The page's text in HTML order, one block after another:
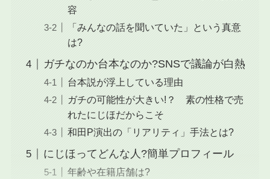
容
「みんなの話を聞いていた」という真意
は?
ガチなのか台本なのか?SNSで議論が白熱
台本説が浮上している理由
ガチの可能性が大きい!？ 素の性格で売
れたにじほだからこそ
和田P演出の「リアリティ」手法とは?
にじほってどんな人?簡単プロフィール
年齢や在籍店舗は?